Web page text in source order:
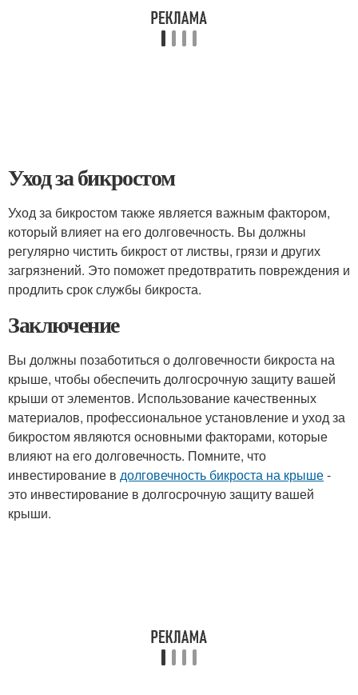
Уход за бикростом
Уход за бикростом также является важным фактором,
который влияет на его долговечность. Вы должны
регулярно чистить бикрост от листвы, грязи и других
загрязнений. Это поможет предотвратить повреждения и
продлить срок службы бикроста.
Заключение
Вы должны позаботиться о долговечности бикроста на
крыше, чтобы обеспечить долгосрочную защиту вашей
крыши от элементов. Использование качественных
материалов, профессиональное установление и уход за
бикростом являются основными факторами, которые
влияют на его долговечность. Помните, что
инвестирование в долговечность бикроста на крыше-
это инвестирование в долгосрочную защиту вашей
крыши.